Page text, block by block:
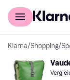
Für Shopper
Klarna/Shopping/